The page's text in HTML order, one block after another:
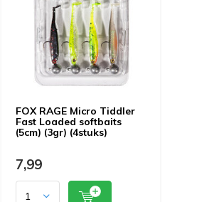
FOX RAGE Micro Tiddler
Fast Loaded softbaits
(5cm) (3gr) (4stuks)
7,99